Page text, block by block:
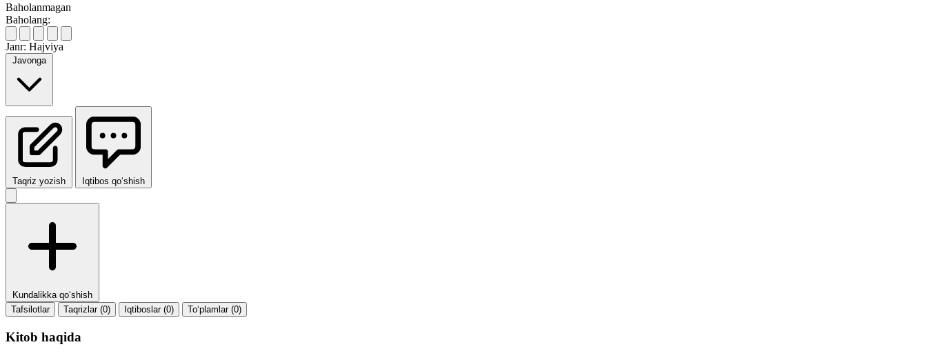
Baholanmagan
Baholang:
Janr: Hajviya
Javonga
Taqriz yozish Iqtibos qo‘shish
Kundalikka qo‘shish
Tafsilotlar
Taqrizlar (0) Iqtiboslar (0) To‘plamlar (0)
Kitob haqida